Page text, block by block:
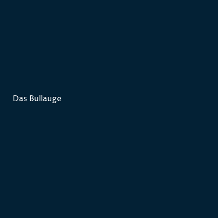
Das Bullauge